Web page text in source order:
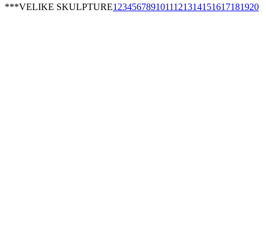
***VELIKE SKULPTURE1 234567891011121314151617181920